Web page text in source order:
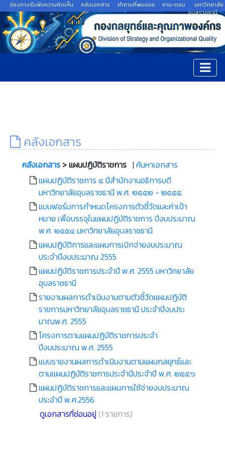
ช่องทางรับฟังความคิดเห็น คลังเอกสาร คำถามที่พบบ่อย ถาม-ตอบ
มหาวิทยาลัย
อุบลราชธานี
คลังเอกสาร
คลังเอกสาร > แผนปฏิบัติราชการ | ค้นหาเอกสาร
แผนปฏิบัติราชการ ๔ ปีสำนักงานอธิการบดี
มหาวิทยาลัยอุบลราชธานี พ.ศ. ๒๕๕๒ - ๒๕๕๕
แบบฟอร์มการกำหนดโครงการตัวชี้วัดและค่าเป้า
หมาย เพื่อบรรจุในแผนปฏิบัติราชการ ปีงบประมาณ
พ.ศ. ๒๕๕๔ มหาวิทยาลัยอุบลราชธานี
แผนปฏิบัติการและแผนการเบิกจ่ายงบประมาณ
ประจำปีงบประมาณ 2555
แผนปฏิบัติราชการประจำปี พ.ศ. 2555 มหาวิทยาลัย
อุบลราชธานี
รายงานผลการดำเนินงานตามตัวชี้วัดแผนปฏิบัติ
ราชการมหาวิทยาลัยอุบลราชธานี ประจำปีงบประ
มาณพ.ศ. 2555
โครงการตามแผนปฏิบัติราชการประจำ
ปีงบประมาณ พ.ศ. 2555
แบบรายงานผลการดำเนินงานตามแผนกลยุทธ์และ
ตามแผนปฏิบัติราชการประจำปีประจำปี พ.ศ. ๒๕๕๖
แผนปฏิบัติราชการและแผนการใช้จ่ายงบประมาณ
ประจำปี พ.ศ.2556
ดูเอกสารที่ซ่อนอยู่ (1 รายการ)